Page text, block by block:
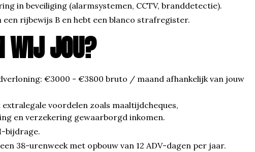
in beveiliging (alarmsystemen, CCTV, branddetectie).
een rijbewijs B en hebt een blanco strafregister.
WIJ JOU?
€3000 - €3800 bruto / maand afhankelijk van jouw
voordelen zoals maaltijdcheques,
en verzekering gewaarborgd inkomen.
bijdrage.
38-urenweek met opbouw van 12 ADV-dagen per jaar.